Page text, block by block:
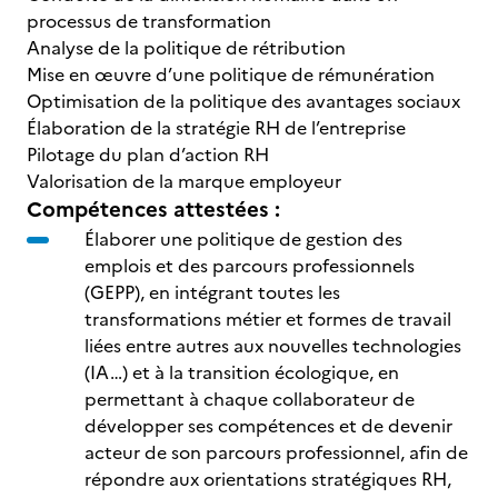
processus de transformation
Analyse de la politique de rétribution
Mise en œuvre d’une politique de rémunération
Optimisation de la politique des avantages sociaux
Élaboration de la stratégie RH de l’entreprise
Pilotage du plan d’action RH
Valorisation de la marque employeur
Compétences attestées :
Élaborer une politique de gestion des
emplois et des parcours professionnels
(GEPP), en intégrant toutes les
transformations métier et formes de travail
liées entre autres aux nouvelles technologies
(IA…) et à la transition écologique, en
permettant à chaque collaborateur de
développer ses compétences et de devenir
acteur de son parcours professionnel, afin de
répondre aux orientations stratégiques RH,